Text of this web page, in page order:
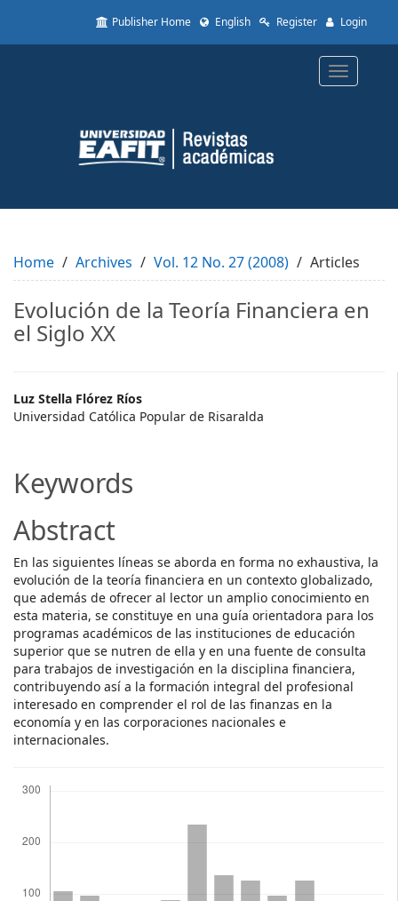
to
Content
Sidebar
Publisher Home English Register Login
Toggle
Home Archives Vol. 12 No. 27 (2008) Articles
Evolución de la Teoría Financiera en
el Siglo XX
Main
Article
Luz Stella Flórez Ríos
Universidad Católica Popular de Risaralda
Keywords
Abstract
En las siguientes líneas se aborda en forma no exhaustiva, la
evolución de la teoría financiera en un contexto globalizado,
que además de ofrecer al lector un amplio conocimiento en
esta materia, se constituye en una guía orientadora para los
programas académicos de las instituciones de educación
superior que se nutren de ella y en una fuente de consulta
para trabajos de investigación en la disciplina financiera,
contribuyendo así a la formación integral del profesional
interesado en comprender el rol de las finanzas en la
economía y en las corporaciones nacionales e
internacionales.